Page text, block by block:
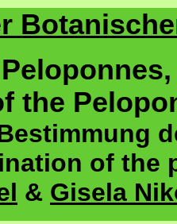
the
of the
& Gisela